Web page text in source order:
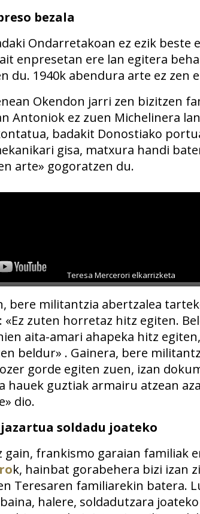
bezala
Ondarretakoan ez ezik beste
enpresetan ere lan egitera
du. 1940k abendura arte ez zen
Okendon jarri zen bizitzen
Antoniok ez zuen Michelinera
badakit Donostiako
gisa, matxura handi
arte» gogoratzen du.
Teresa Mercerori elkarrizketa
bere militantzia abertzalea
«Ez zuten horretaz hitz egiten.
aita-amari ahapeka hitz
beldur» . Gainera, bere
gorde egiten zuen, izan
hauek guztiak armairu atzean
dio.
soldadu joateko
gain, frankismo garaian familiak
k, hainbat gorabehera bizi izan
Teresaren familiarekin batera.
halere, soldadutzara